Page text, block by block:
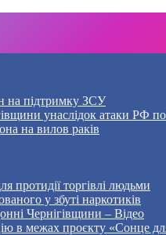
на підтримку ЗСУ
унаслідок атаки РФ по
на вилов раків
протидії торгівлі людьми
у збуті наркотиків
Чернігівщини – Відео
в межах проєкту «Сонце